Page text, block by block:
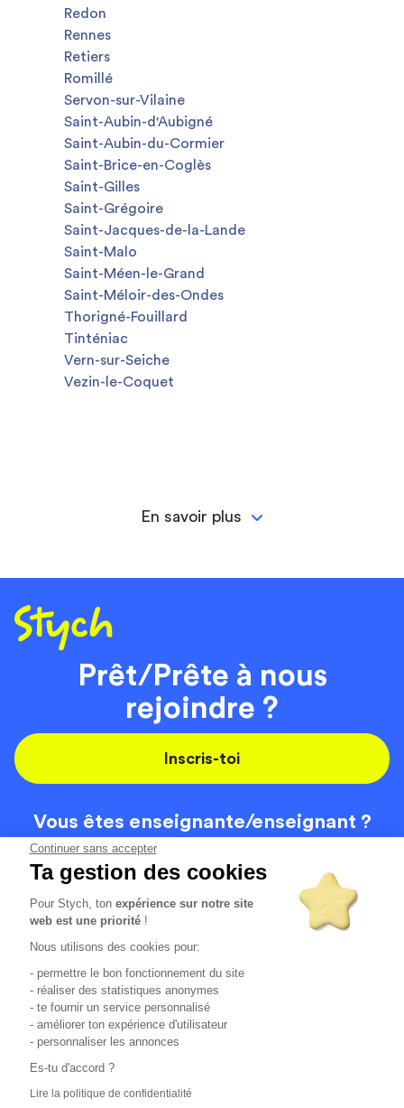
Continuer sans accepter
Ta gestion des cookies
Pour Stych, tonexpérience sur notre site
web est une priorité !
Nous utilisons des cookies pour:
- permettre le bon fonctionnement du site
- réaliser des statistiques anonymes
- te fournir un service personnalisé
- améliorer ton expérience d'utilisateur
- personnaliser les annonces
Es-tu d'accord ?
Lire la politique de confidentialité
Redon
Rennes
Retiers
Romillé
Servon-sur-Vilaine
Saint-Aubin-d'Aubigné
Saint-Aubin-du-Cormier
Saint-Brice-en-Coglès
Saint-Gilles
Saint-Grégoire
Saint-Jacques-de-la-Lande
Saint-Malo
Saint-Méen-le-Grand
Saint-Méloir-des-Ondes
Thorigné-Fouillard
Tinténiac
Vern-sur-Seiche
Vezin-le-Coquet
En savoir plus
Prêt/Prête à nous
rejoindre ?
Inscris-toi
Vous êtes enseignante/enseignant ?
On recrute
Code de la route
Localisation
Contact
Tous les avis clients4.6/5 (51154 avis publiés)
Comment sont calculés nos taux de réussite ?